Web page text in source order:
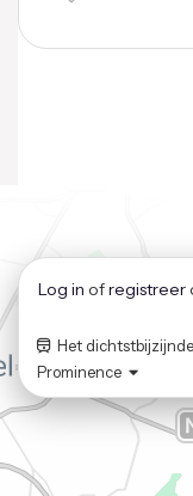
Log in ofregistreer
Het
Prominence